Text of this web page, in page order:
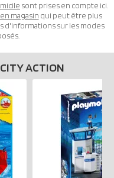
sont prises en compte ici.
magasin qui peut être plus
d'informations sur les modes
ACTION